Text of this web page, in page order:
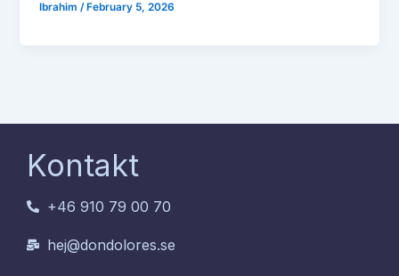
Ibrahim/ February 5, 2026
Kontakt
+46 910 79 00 70
hej@dondolores.se